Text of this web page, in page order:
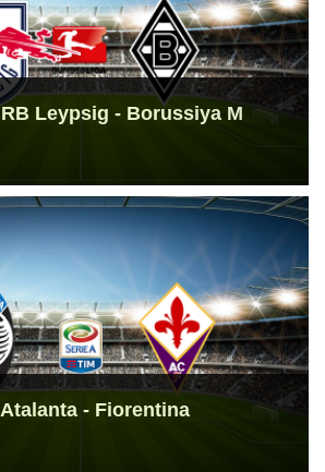
Leypsig - Borussiya M
- Fiorentina